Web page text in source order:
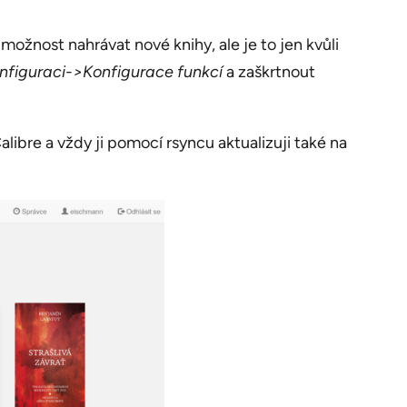
nahrávat nové knihy, ale je to jen kvůli
>Konfigurace funkcía zaškrtnout
a vždy ji pomocí rsyncu aktualizuji také na